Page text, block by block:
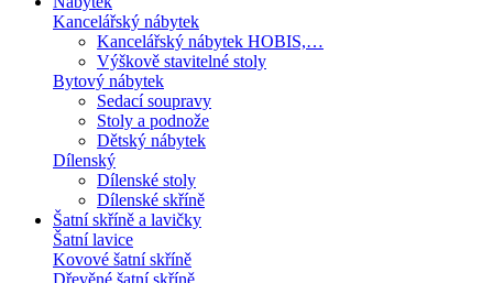
Kancelářský nábytek
Kancelářský nábytek HOBIS,…
Výškově stavitelné stoly
Bytový nábytek
Sedací soupravy
Stoly a podnože
Dětský nábytek
Dílenský
Dílenské stoly
Dílenské skříně
Šatní skříně a lavičky
Šatní lavice
Kovové šatní skříně
Dřevěné šatní skříně